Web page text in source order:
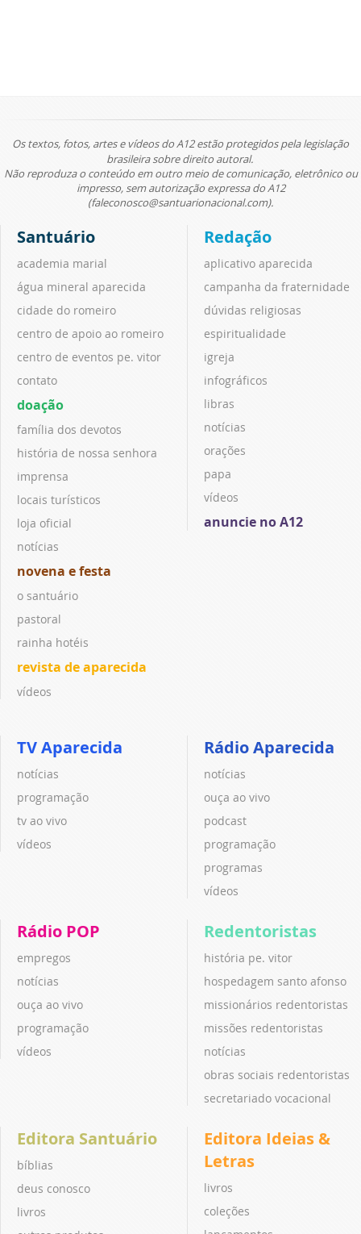
Os textos, fotos, artes e vídeos do A12 estão protegidos pela legislação
brasileira sobre direito autoral.
Não reproduza o conteúdo em outro meio de comunicação, eletrônico ou
impresso, sem autorização expressa do A12
(faleconosco@santuarionacional.com).
Santuário
academia marial
água mineral aparecida
cidade do romeiro
centro de apoio ao romeiro
centro de eventos pe. vitor
contato
doação
família dos devotos
história de nossa senhora
imprensa
locais turísticos
loja oficial
notícias
novena e festa
o santuário
pastoral
rainha hotéis
revista de aparecida
vídeos
Redação
aplicativo aparecida
campanha da fraternidade
dúvidas religiosas
espiritualidade
igreja
infográficos
libras
notícias
orações
papa
vídeos
anuncie no A12
TV Aparecida
notícias
programação
tv ao vivo
vídeos
Rádio Aparecida
notícias
ouça ao vivo
podcast
programação
programas
vídeos
Rádio POP
empregos
notícias
ouça ao vivo
programação
vídeos
Redentoristas
história pe. vitor
hospedagem santo afonso
missionários redentoristas
missões redentoristas
notícias
obras sociais redentoristas
secretariado vocacional
Editora Santuário
bíblias
deus conosco
livros
Editora Ideias &
Letras
livros
coleções